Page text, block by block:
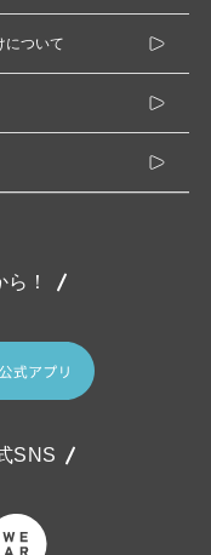
について
！
SNS